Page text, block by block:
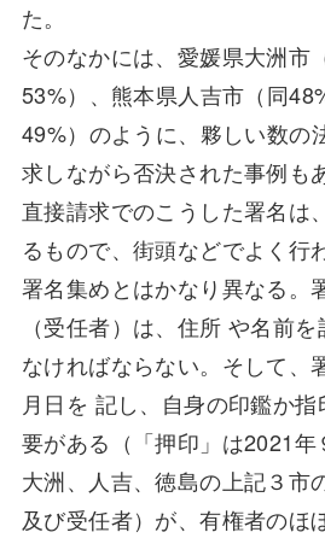
た。
そのなかには、愛媛県大洲市
53%）、熊本県人吉市（同
49%）のように、夥しい数の
求しながら否決された事例も
直接請求でのこうした署名は
るもので、街頭などでよく行
署名集めとはかなり異なる。
（受任者）は、住所 や名前
なければならない。そして、
月日を 記し、自身の印鑑か
要がある（「押印」は2021年
大洲、人吉、徳島の上記３市
及び受任者）が、有権者のほ